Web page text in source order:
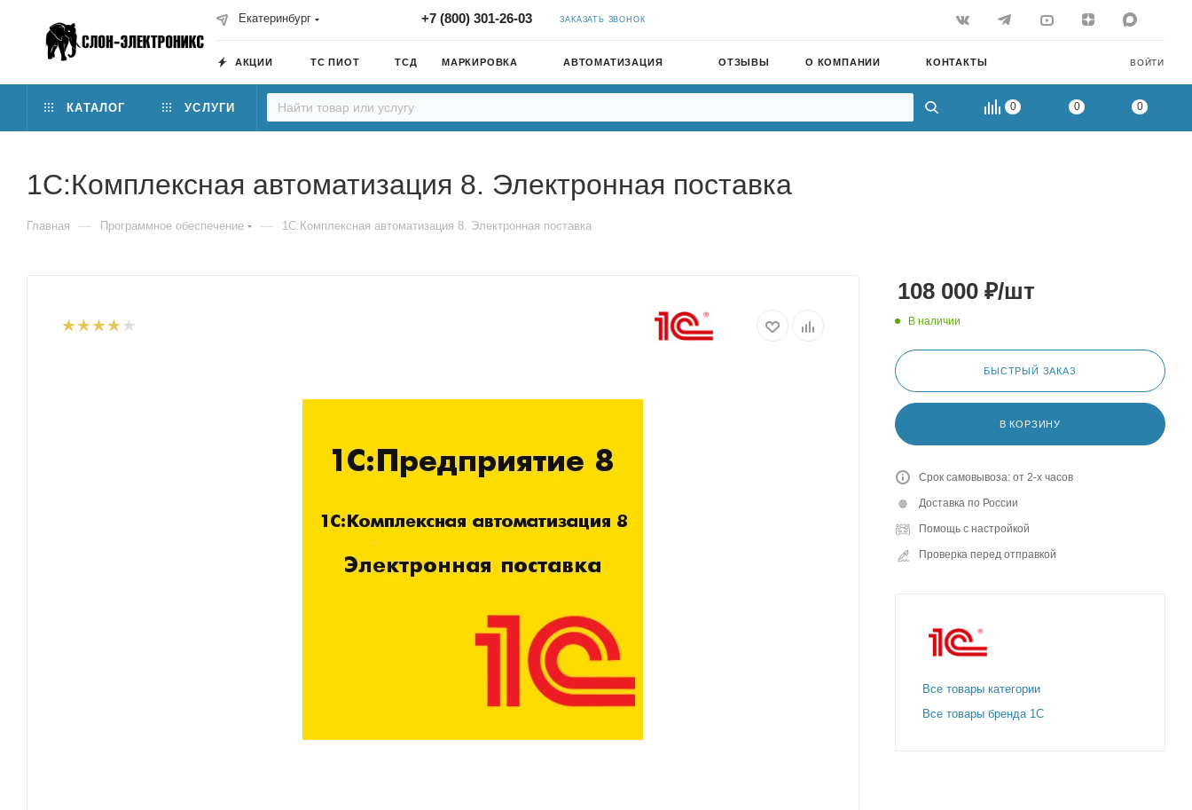
Екатеринбург +7 (800) 301-26-03 ЗАКАЗАТЬ ЗВОНОК
ВОЙТИ
АКЦИИ ТС ПИОТ ТСД МАРКИРОВКА АВТОМАТИЗАЦИЯ ОТЗЫВЫ О КОМПАНИИ КОНТАКТЫ
0 0 0
КАТАЛОГ УСЛУГИ
1С:Комплексная автоматизация 8. Электронная поставка
Главная — Программное обеспечение — 1С:Комплексная автоматизация 8. Электронная поставка
108 000 ₽/шт
В наличии
БЫСТРЫЙ ЗАКАЗ
В КОРЗИНУ
Срок самовывоза: от 2-х часов
Доставка по России
Помощь с настройкой
Проверка перед отправкой
Все товары категории
Все товары бренда 1С